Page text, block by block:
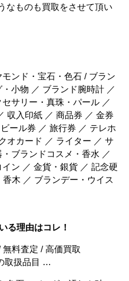
なものも買取をさせて頂い
ンド・宝石・色石 / ブラン
小物 ／ ブランド腕時計 ／
サリー・真珠・パール ／
収入印紙 ／ 商品券 ／ 金券
ール券 ／ 旅行券 ／ テレホ
オカード ／ ライター ／ サ
ブランドコスメ・香水 ／
ン ／ 金貨・銀貨 ／ 記念硬
木 ／ ブランデー・ウイス
る理由はコレ！
料査定 / 高価買取
取扱品目 …